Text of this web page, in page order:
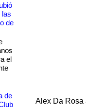
Alex Da Rosa
las
de
el
de